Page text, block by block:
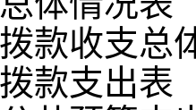
款收支总
款支出表